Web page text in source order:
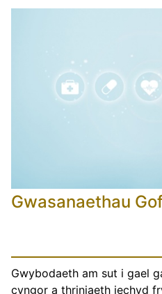
Gwasanaethau
Gwybodaeth am sut i gael
cyngor a thriniaeth iechyd